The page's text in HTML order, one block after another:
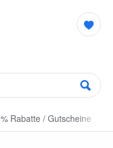
% Rabatte / Gutscheine